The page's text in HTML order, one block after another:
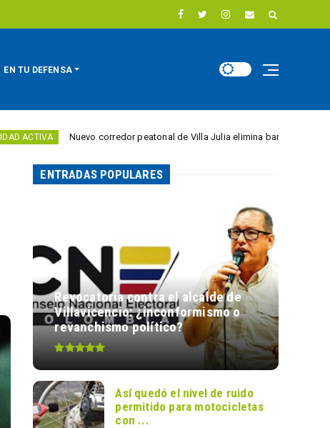
EN TU DEFENSA
Nuevo corredor peatonal de Villa Julia elimina barreras para personas con
ENTRADAS POPULARES
Revocatoria contra el alcalde de
Villavicencio: ¿inconformismo o
revanchismo político?
Así quedó el nivel de ruido
permitido para motocicletas
con ...